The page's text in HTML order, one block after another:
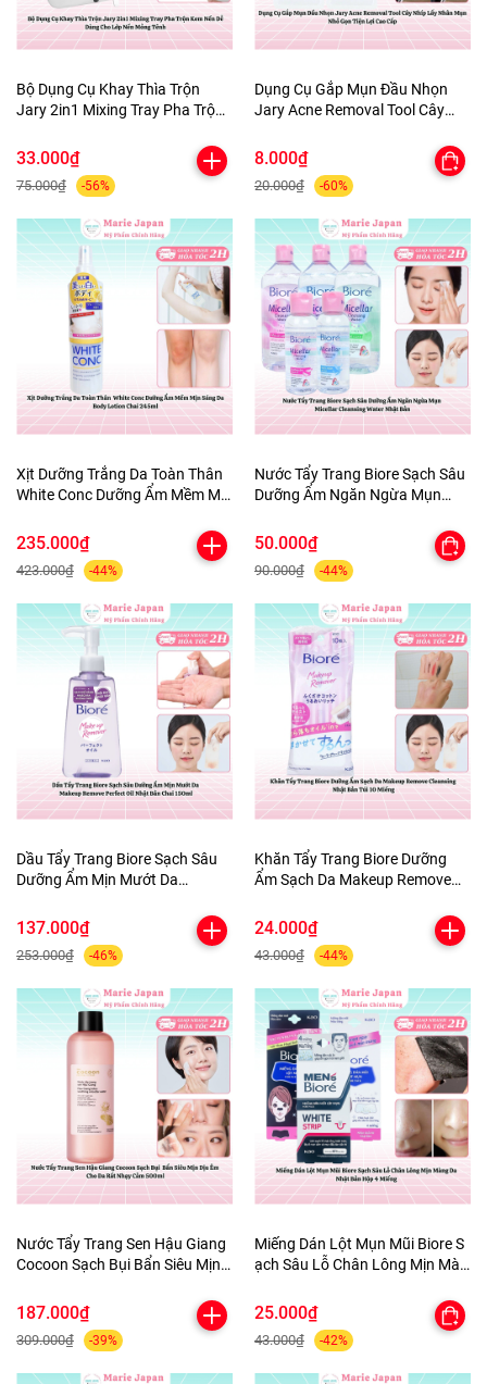
Bộ Dụng Cụ Khay Thìa Trộn
Jary 2in1 Mixing Tray Pha Trộn
Mỏng Tênh
33.000₫
75.000₫ -56%
Dụng Cụ Gắp Mụn Đầu Nhọn
Jary Acne Removal Tool Cây
Tiện Lợi Cao Cấp
8.000₫
20.000₫ -60%
Xịt Dưỡng Trắng Da Toàn Thân
White Conc Dưỡng Ẩm Mềm Mịn
245ml
235.000₫
423.000₫ -44%
Nước Tẩy Trang Biore Sạch Sâu
Dưỡng Ẩm Ngăn Ngừa Mụn
Bản
50.000₫
90.000₫ -44%
Dầu Tẩy Trang Biore Sạch Sâu
Dưỡng Ẩm Mịn Mướt Da
Nhật Bản Chai 150ml
137.000₫
253.000₫ -46%
Khăn Tẩy Trang Biore Dưỡng
Ẩm Sạch Da Makeup Remove
Miếng
24.000₫
43.000₫ -44%
Nước Tẩy Trang Sen Hậu Giang
Cocoon Sạch Bụi Bẩn Siêu Mịn
500ml
187.000₫
309.000₫ -39%
Miếng Dán Lột Mụn Mũi Biore S
ạch Sâu Lỗ Chân Lông Mịn Màn
25.000₫
43.000₫ -42%